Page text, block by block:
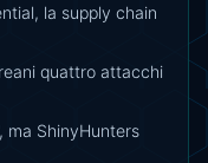
la supply chain
quattro attacchi
ma ShinyHunters